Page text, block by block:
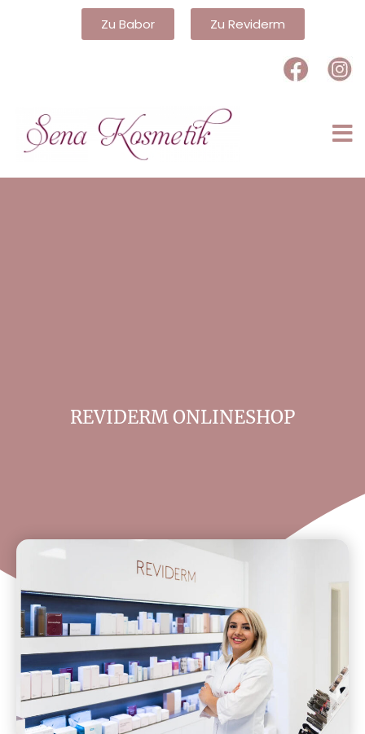
Zu Babor Zu Reviderm
REVIDERM ONLINESHOP